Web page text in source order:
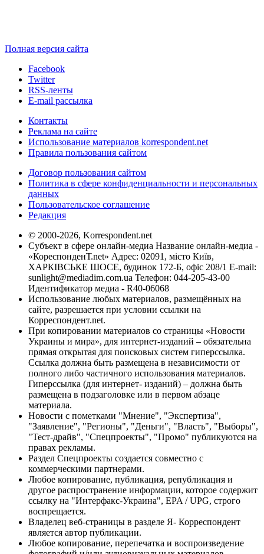
Полная версия сайта
Facebook
Twitter
RSS-ленты
E-mail рассылка
Контакты
Реклама на сайте
Использование материалов korrespondent.net
Правила пользования сайтом
Договор пользования сайтом
Политика в сфере конфиденциальности и персональных
данных
Пользовательское соглашение
Редакция
© 2000-2026, Korrespondent.net
Субъект в сфере онлайн-медиа Название онлайн-медиа -
«КореспонденТ.net» Адрес: 02091, місто Київ,
ХАРКІВСЬКЕ ШОСЕ, будинок 172-Б, офіс 208/1 E-mail:
sunlight@mediadim.com.ua Телефон: 044-205-43-00
Идентификатор медиа - R40-06068
Использование любых материалов, размещённых на
сайте, разрешается при условии ссылки на
Корреспондент.net.
При копировании материалов со страницы «Новости
Украины и мира», для интернет-изданий – обязательна
прямая открытая для поисковых систем гиперссылка.
Ссылка должна быть размещена в независимости от
полного либо частичного использования материалов.
Гиперссылка (для интернет- изданий) – должна быть
размещена в подзаголовке или в первом абзаце
материала.
Новости с пометками "Мнение", "Экспертиза",
"Заявление", "Регионы", "Деньги", "Власть", "Выборы",
"Тест-драйв", "Спецпроекты", "Промо" публикуются на
правах рекламы.
Раздел Спецпроекты создается совместно с
коммерческими партнерами.
Любое копирование, публикация, републикация и
другое распространение информации, которое содержит
ссылку на "Интерфакс-Украина", EPA / UPG, строго
воспрещается.
Владелец веб-страницы в разделе Я- Корреспондент
является автор публикации.
Любое копирование, перепечатка и воспроизведение